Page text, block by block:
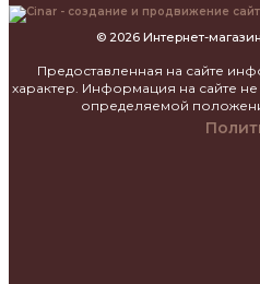
© 2026 Интернет-
Предоставленная на сайте
характер. Информация на сайте
определяемой